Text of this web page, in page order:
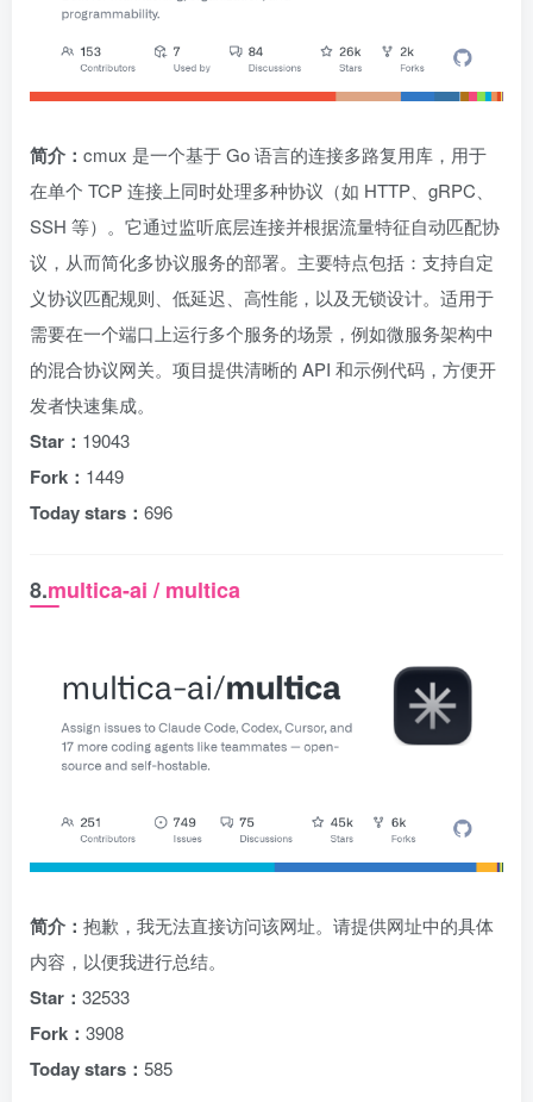
简介： cmux 是一个基于 Go 语言的连接多路复用库，用于
在单个 TCP 连接上同时处理多种协议（如 HTTP、gRPC、
SSH 等）。它通过监听底层连接并根据流量特征自动匹配协
议，从而简化多协议服务的部署。主要特点包括：支持自定
义协议匹配规则、低延迟、高性能，以及无锁设计。适用于
需要在一个端口上运行多个服务的场景，例如微服务架构中
的混合协议网关。项目提供清晰的 API 和示例代码，方便开
发者快速集成。
Star： 19043
Fork： 1449
Today stars： 696
8.multica-ai / multica
简介： 抱歉，我无法直接访问该网址。请提供网址中的具体
内容，以便我进行总结。
Star： 32533
Fork： 3908
Today stars： 585